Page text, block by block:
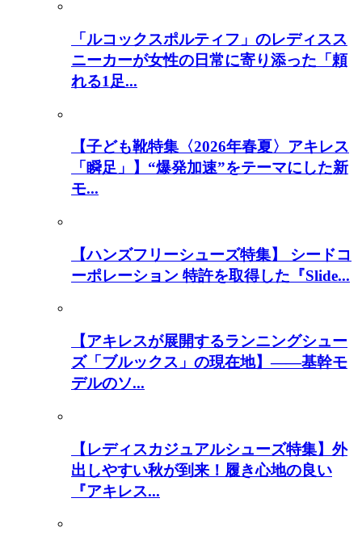
「ルコックスポルティフ」のレディスス
ニーカーが女性の日常に寄り添った「頼
れる1足...
【子ども靴特集〈2026年春夏〉アキレス
「瞬足」】“爆発加速”をテーマにした新
モ...
【ハンズフリーシューズ特集】 シードコ
ーポレーション 特許を取得した『Slide...
【アキレスが展開するランニングシュー
ズ「ブルックス」の現在地】――基幹モ
デルのソ...
【レディスカジュアルシューズ特集】外
出しやすい秋が到来！履き心地の良い
『アキレス...